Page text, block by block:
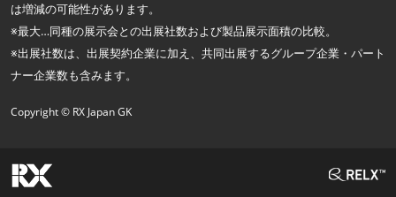
は増減の可能性があります。
※最大…同種の展示会との出展社数および製品展示面積の比較。
※出展社数は、出展契約企業に加え、共同出展するグループ企業・パート
ナー企業数も含みます。
Copyright © RX Japan GK